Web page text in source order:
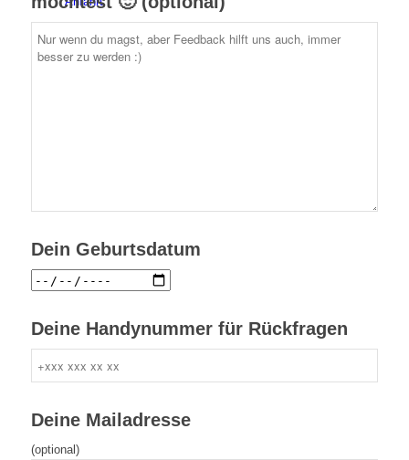
Dein Geburtsdatum
Deine Handynummer für Rückfragen
Deine Mailadresse
(optional)